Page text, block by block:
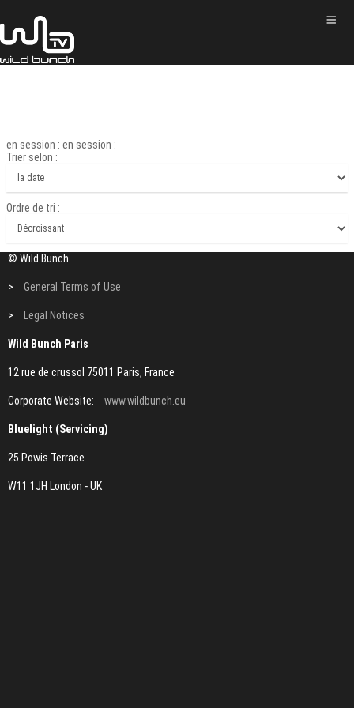
en session : en session :
Trier selon :
Ordre de tri :
© Wild Bunch
> General Terms of Use
> Legal Notices
Wild Bunch Paris
12 rue de crussol 75011 Paris, France
Corporate Website: www.wildbunch.eu
Bluelight (Servicing)
25 Powis Terrace
W11 1JH London - UK